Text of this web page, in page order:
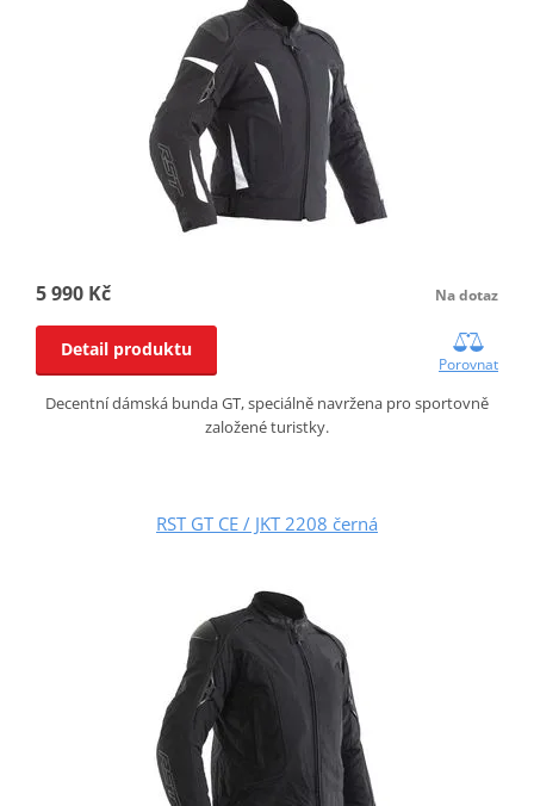
5 990 Kč Na dotaz
Detail produktu
Porovnat
Decentní dámská bunda GT, speciálně navržena pro sportovně
založené turistky.
RST GT CE / JKT 2208 černá